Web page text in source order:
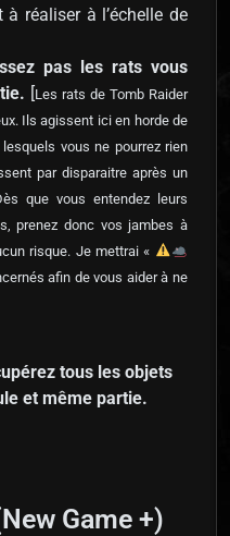
réaliser à l’échelle de
pas les rats vous
[Les rats de Tomb Raider
Ils agissent ici en horde de
vous ne pourrez rien
par disparaitre après un
que vous entendez leurs
prenez donc vos jambes à
risque. Je mettrai «
afin de vous aider à ne
tous les objets
et même partie.
Game +)